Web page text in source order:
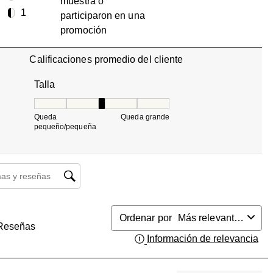
0 reseñas con 2 estrellas.
1
1 reseña con 1 estrella.
participaron en una
promoción
Calificaciones promedio del cliente
Talla
Queda
pequeño/pequeña
Queda grande
de temas y reseñas
Ordenar por
Más relevantes
Información de relevancia